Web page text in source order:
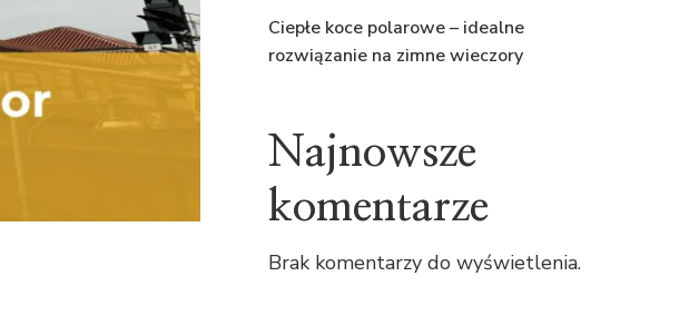
Ciepłe koce polarowe – idealne
rozwiązanie na zimne wieczory
Najnowsze
komentarze
Brak komentarzy do wyświetlenia.